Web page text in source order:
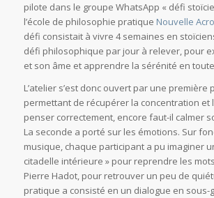
pilote dans le groupe WhatsApp « défi
l’école de philosophie pratique Nouvelle
défi consistait à vivre 4 semaines en
défi philosophique par jour à relever, pour
et son âme et apprendre la sérénité en
L’atelier s’est donc ouvert par une première
permettant de récupérer la concentration et
penser correctement, encore faut-il calmer
La seconde a porté sur les émotions. Sur
musique, chaque participant a pu imaginer
citadelle intérieure » pour reprendre les
Pierre Hadot, pour retrouver un peu de
pratique a consisté en un dialogue en